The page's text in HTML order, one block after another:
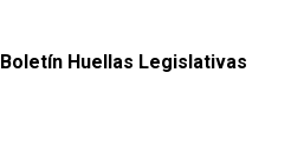
Boletín Huellas Legislativas